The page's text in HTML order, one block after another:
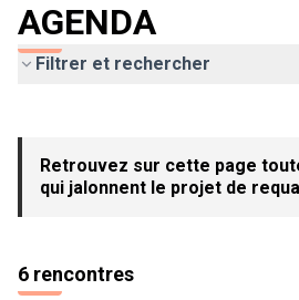
AGENDA
Filtrer et rechercher
−
Retrouvez sur cette page
qui jalonnent le projet de
6 rencontres